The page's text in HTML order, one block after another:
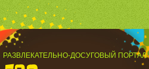
РАЗВЛЕКАТЕЛЬНО-ДОСУГОВЫЙ ПОРТАЛ